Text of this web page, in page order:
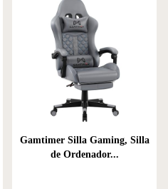
Gamtimer Silla Gaming, Silla
de Ordenador...